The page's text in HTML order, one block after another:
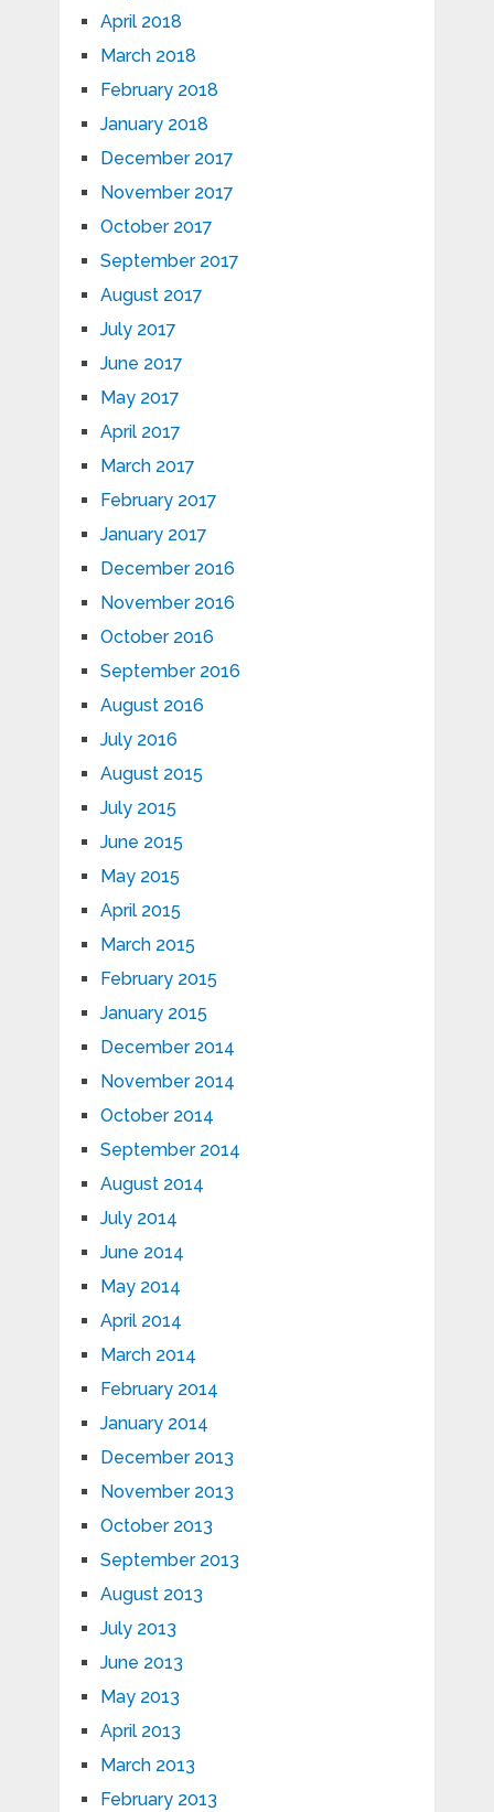
April 2018
March 2018
February 2018
January 2018
December 2017
November 2017
October 2017
September 2017
August 2017
July 2017
June 2017
May 2017
April 2017
March 2017
February 2017
January 2017
December 2016
November 2016
October 2016
September 2016
August 2016
July 2016
August 2015
July 2015
June 2015
May 2015
April 2015
March 2015
February 2015
January 2015
December 2014
November 2014
October 2014
September 2014
August 2014
July 2014
June 2014
May 2014
April 2014
March 2014
February 2014
January 2014
December 2013
November 2013
October 2013
September 2013
August 2013
July 2013
June 2013
May 2013
April 2013
March 2013
February 2013